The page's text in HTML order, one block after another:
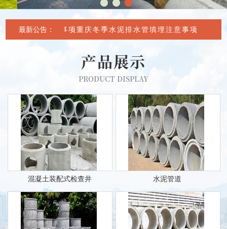
最新公告：
水管填埋注意事项重庆冬季水泥排水管填埋注意事项
产品展示
PRODUCT DISPLAY
混凝土装配式检查井 水泥管道